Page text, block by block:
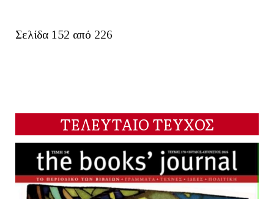
Σελίδα 152 από 226
ΤΕΛΕΥΤΑΙΟ ΤΕΥΧΟΣ